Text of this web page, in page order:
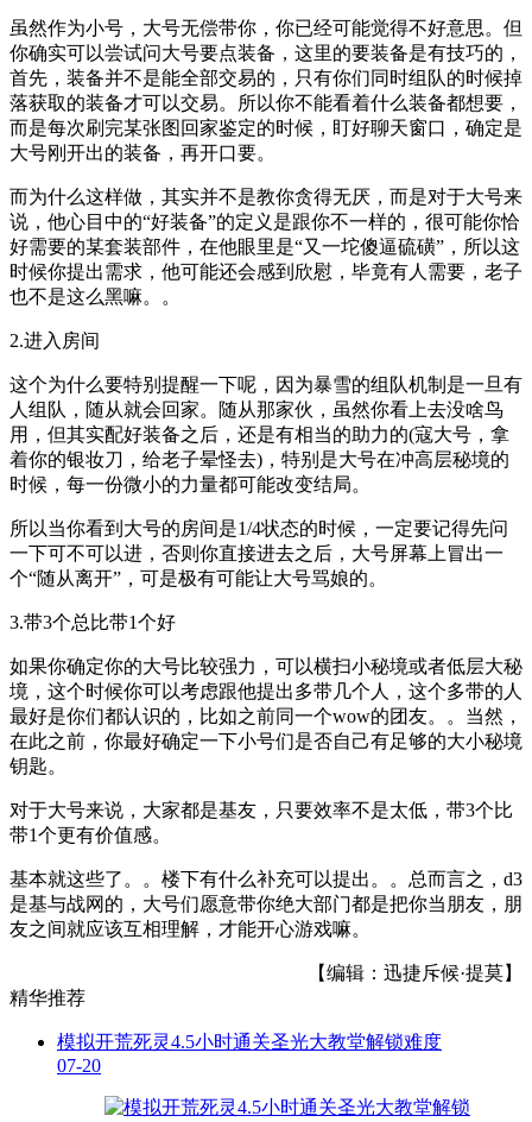
虽然作为小号，大号无偿带你，你已经可能觉得不好意思。但
你确实可以尝试问大号要点装备，这里的要装备是有技巧的，
首先，装备并不是能全部交易的，只有你们同时组队的时候掉
落获取的装备才可以交易。所以你不能看着什么装备都想要，
而是每次刷完某张图回家鉴定的时候，盯好聊天窗口，确定是
大号刚开出的装备，再开口要。
而为什么这样做，其实并不是教你贪得无厌，而是对于大号来
说，他心目中的“好装备”的定义是跟你不一样的，很可能你恰
好需要的某套装部件，在他眼里是“又一坨傻逼硫磺”，所以这
时候你提出需求，他可能还会感到欣慰，毕竟有人需要，老子
也不是这么黑嘛。。
2.进入房间
这个为什么要特别提醒一下呢，因为暴雪的组队机制是一旦有
人组队，随从就会回家。随从那家伙，虽然你看上去没啥鸟
用，但其实配好装备之后，还是有相当的助力的(寇大号，拿
着你的银妆刀，给老子晕怪去)，特别是大号在冲高层秘境的
时候，每一份微小的力量都可能改变结局。
所以当你看到大号的房间是1/4状态的时候，一定要记得先问
一下可不可以进，否则你直接进去之后，大号屏幕上冒出一
个“随从离开”，可是极有可能让大号骂娘的。
3.带3个总比带1个好
如果你确定你的大号比较强力，可以横扫小秘境或者低层大秘
境，这个时候你可以考虑跟他提出多带几个人，这个多带的人
最好是你们都认识的，比如之前同一个wow的团友。。当然，
在此之前，你最好确定一下小号们是否自己有足够的大小秘境
钥匙。
对于大号来说，大家都是基友，只要效率不是太低，带3个比
带1个更有价值感。
基本就这些了。。楼下有什么补充可以提出。。总而言之，d3
是基与战网的，大号们愿意带你绝大部门都是把你当朋友，朋
友之间就应该互相理解，才能开心游戏嘛。
【编辑：迅捷斥候·提莫】
精华推荐
模拟开荒死灵4.5小时通关圣光大教堂解锁难度
07-20